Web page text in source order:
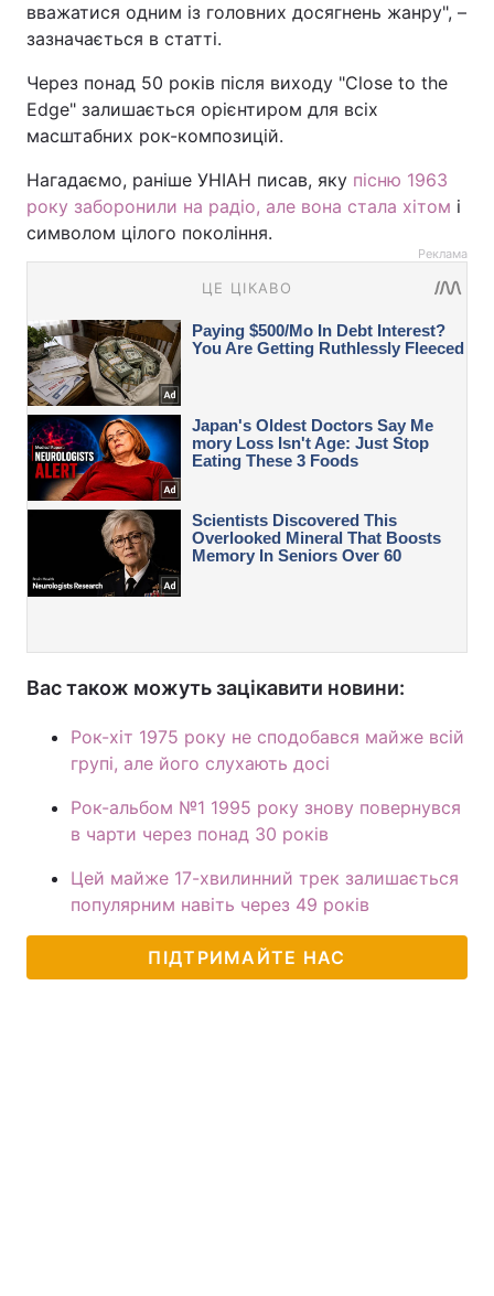
вважатися одним із головних досягнень жанру", –
зазначається в статті.
Через понад 50 років після виходу "Close to the
Edge" залишається орієнтиром для всіх
масштабних рок-композицій.
Нагадаємо, раніше УНІАН писав, яку пісню 1963
року заборонили на радіо, але вона стала хітом і
символом цілого покоління.
Реклама
Вас також можуть зацікавити новини:
Рок-хіт 1975 року не сподобався майже всій
групі, але його слухають досі
Рок-альбом №1 1995 року знову повернувся
в чарти через понад 30 років
Цей майже 17-хвилинний трек залишається
популярним навіть через 49 років
ПІДТРИМАЙТЕ НАС